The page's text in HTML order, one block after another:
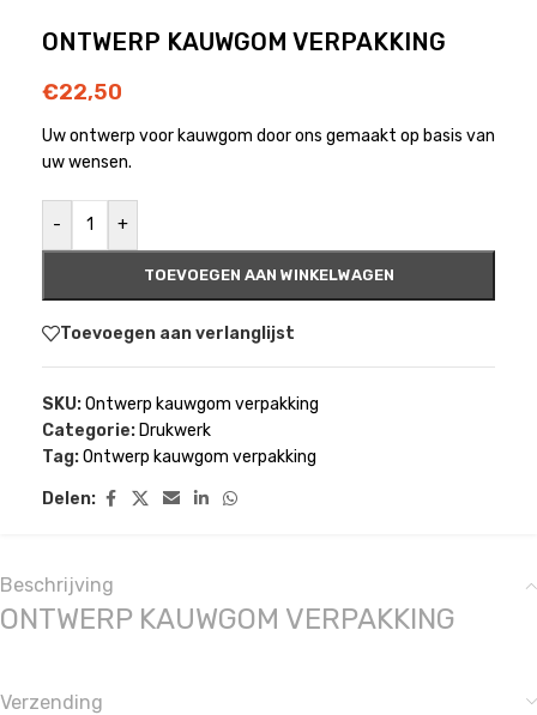
ONTWERP KAUWGOM VERPAKKING
€22,50
Uw ontwerp voor kauwgom door ons gemaakt op basis van
uw wensen.
- +
TOEVOEGEN AAN WINKELWAGEN
Toevoegen aan verlanglijst
SKU:Ontwerp kauwgom verpakking
Categorie: Drukwerk
Tag:Ontwerp kauwgom verpakking
Delen:
Beschrijving
ONTWERP KAUWGOM VERPAKKING
Verzending